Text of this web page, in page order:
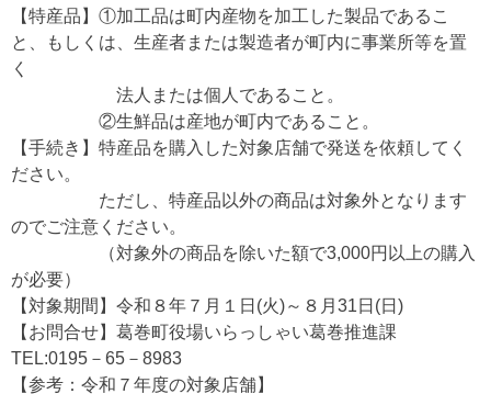
【特産品】①加工品は町内産物を加工した製品であるこ
と、もしくは、生産者または製造者が町内に事業所等を置
く
法人または個人であること。
②生鮮品は産地が町内であること。
【手続き】特産品を購入した対象店舗で発送を依頼してく
ださい。
ただし、特産品以外の商品は対象外となります
のでご注意ください。
（対象外の商品を除いた額で3,000円以上の購入
が必要）
【対象期間】令和８年７月１日(火)～８月31日(日)
【お問合せ】葛巻町役場いらっしゃい葛巻推進課
TEL:0195－65－8983
【参考：令和７年度の対象店舗】